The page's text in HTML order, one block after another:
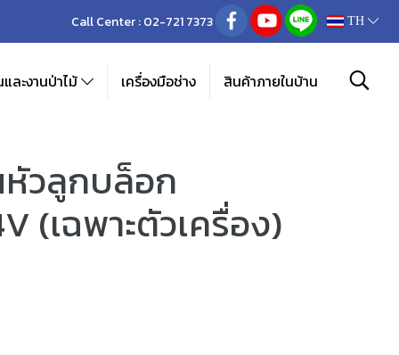
Call Center :02-721 7373 TH
ละงานป่าไม้ เครื่องมือช่าง สินค้าภายในบ้าน
หัวลูกบล็อก
(เฉพาะตัวเครื่อง)